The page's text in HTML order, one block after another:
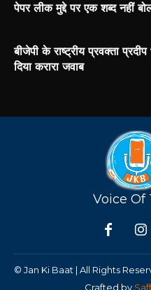
पेपर लीक मुद्दे पर एक शब्द नहीं
बीजेपी के राष्ट्रीय प्रवक्ता
दिया करारा जवाब
Voice Of
© Jan Ki Baat | All Rights
Crafted by